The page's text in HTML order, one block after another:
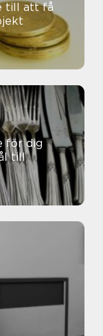
till att få
för dig
till